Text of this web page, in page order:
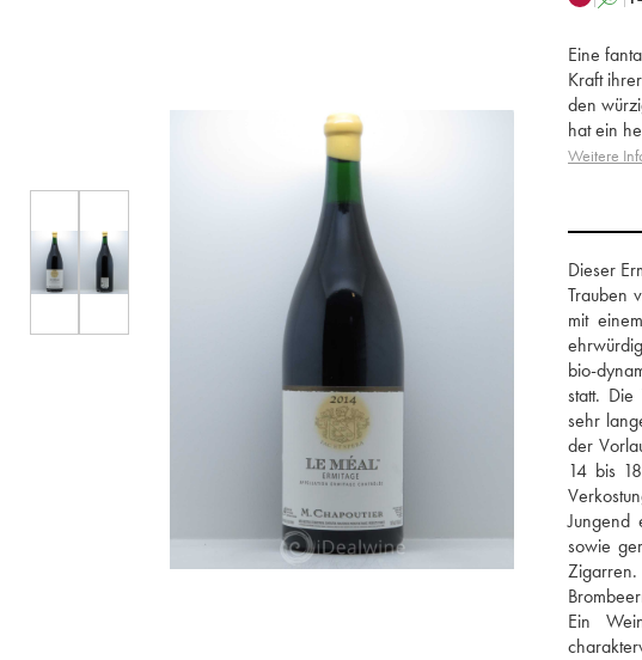
Eine
Kraft
den
hat ein
Weitere
Dieser
Trauben
mit
bio-
statt.
sehr
der
14 bis
Jungend
sowie
Ein